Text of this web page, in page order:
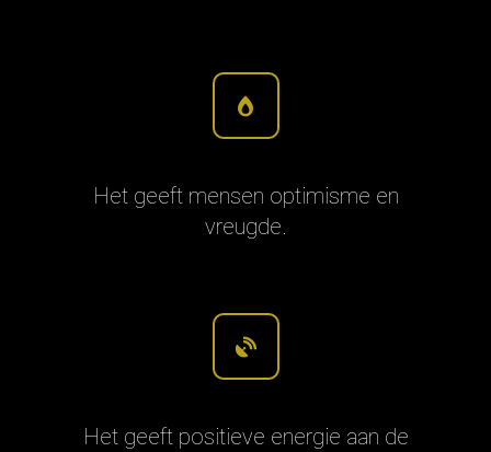
Het geeft mensen optimisme en
vreugde.
Het geeft positieve energie aan de